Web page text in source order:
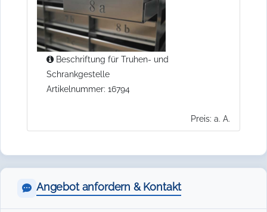
Beschriftung für Truhen- und
Schrankgestelle
Artikelnummer: 16794
Preis: a. A.
Angebot anfordern & Kontakt